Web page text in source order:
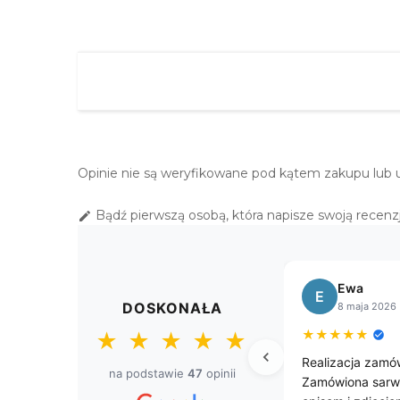
Opinie nie są weryfikowane pod kątem zakupu lub
 Bądź pierwszą osobą, która napisze swoją
DOSKONAŁA
★ ★ ★ ★ ★
na podstawie 47 opinii
8 maja 2026
★★
Zamówiona sarwetka zgodna z
B Bogusława
8 kwietnia
★★★★★
Przepięke